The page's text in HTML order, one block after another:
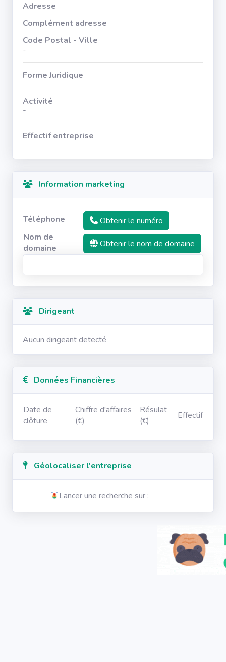
Adresse
Complément adresse
Code Postal - Ville
-
Forme Juridique
Activité
-
Effectif entreprise
Information marketing
Téléphone
Obtenir le numéro
Nom de
domaine
Obtenir le nom de domaine
Dirigeant
Aucun dirigeant detecté
Données Financières
Date de
clôture
Chiffre d'affaires
(€)
Résulat
(€)
Effectif
Géolocaliser l'entreprise
Lancer une recherche sur :